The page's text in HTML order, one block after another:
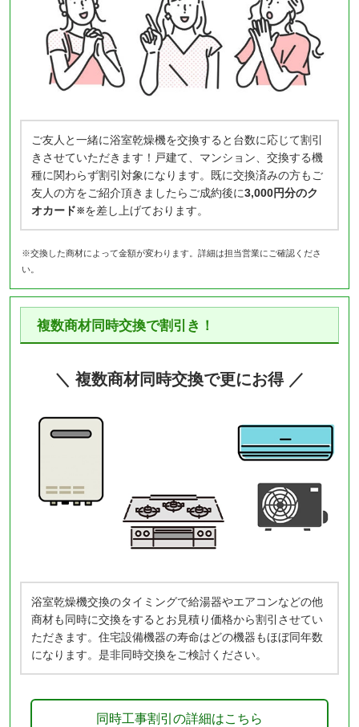
ご友人と一緒に浴室乾燥機を交換すると台数に応じて割引
きさせていただきます！戸建て、マンション、交換する機
種に関わらず割引対象になります。既に交換済みの方もご
友人の方をご紹介頂きましたらご成約後に3,000円分のク
オカード※を差し上げております。
※交換した商材によって金額が変わります。詳細は担当営業にご確認くださ
い。
複数商材同時交換で割引き！
＼ 複数商材同時交換で更にお得 ／
浴室乾燥機交換のタイミングで給湯器やエアコンなどの他
商材も同時に交換をするとお見積り価格から割引させてい
ただきます。住宅設備機器の寿命はどの機器もほぼ同年数
になります。是非同時交換をご検討ください。
同時工事割引の詳細はこちら